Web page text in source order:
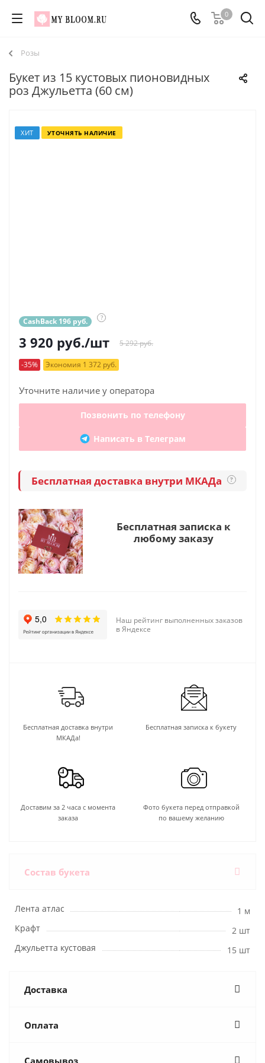
0
Розы
Букет из 15 кустовых пионовидных
роз Джульетта (60 см)
ХИТ УТОЧНЯТЬ НАЛИЧИЕ
CashBack 196 руб. ?
3 920 руб./шт 5 292 руб.
-35% Экономия 1 372 руб.
Уточните наличие у оператора
Позвонить по телефону
Написать в Телеграм
Бесплатная доставка внутри МКАДа ?
Бесплатная записка к
любому заказу
Наш рейтинг выполненных заказов
в Яндексе
Бесплатная доставка внутри
МКАДа!
Бесплатная записка к букету
Доставим за 2 часа с момента
заказа
Фото букета перед отправкой
по вашему желанию
Состав букета
Лента атлас
1 м
Крафт
2 шт
Джульетта кустовая
15 шт
Доставка
Оплата
Самовывоз